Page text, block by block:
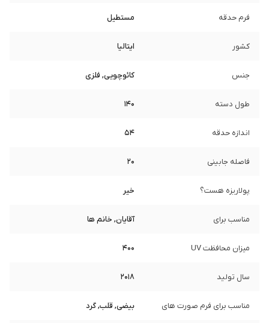
فرم حدقه مستطیل
کشور ایتالیا
جنس کائوچویی, فلزی
طول دسته 140
اندازه حدقه 54
فاصله جابینی 20
پولاریزه هست؟ خیر
مناسب برای آقایان, خانم ها
میزان محافظت UV 400
سال تولید 2018
مناسب برای فرم صورت های بیضی, قلب, گرد